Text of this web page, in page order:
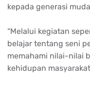
kepada generasi
“Melalui kegiatan
belajar tentang seni
memahami nilai-nilai
kehidupan